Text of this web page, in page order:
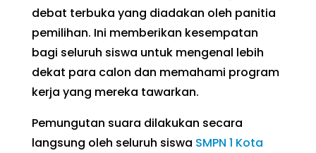
debat terbuka yang diadakan oleh panitia
pemilihan. Ini memberikan kesempatan
bagi seluruh siswa untuk mengenal lebih
dekat para calon dan memahami program
kerja yang mereka tawarkan.
Pemungutan suara dilakukan secara
langsung oleh seluruh siswa SMPN 1 Kota